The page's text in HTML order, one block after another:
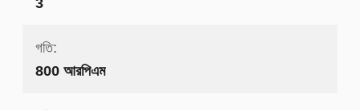
গতি:
800 আরপিএম